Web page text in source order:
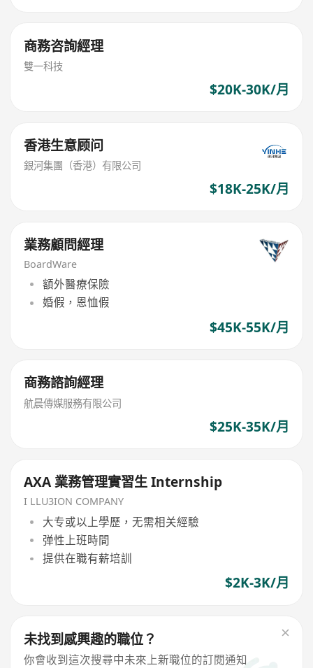
商務咨詢經理
雙一科技
$20K-30K/月
香港生意顾问
銀河集團（香港）有限公司
$18K-25K/月
業務顧問經理
BoardWare
額外醫療保險
婚假，恩恤假
$45K-55K/月
商務諮詢經理
航晨傳媒服務有限公司
$25K-35K/月
AXA 業務管理實習生 Internship
I LLU3ION COMPANY
大专或以上學歷，无需相关經驗
弹性上班時間
提供在職有薪培訓
$2K-3K/月
未找到感興趣的職位？
你會收到這次搜尋中未來上新職位的訂閱通知